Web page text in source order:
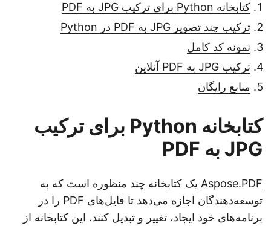
کتابخانه Python برای ترکیب JPG به PDF
ترکیب چند تصویر JPG به PDF در Python
نمونه کد کامل
ترکیب JPG به PDF آنلاین
منابع رایگان
کتابخانه Python برای ترکیب
JPG به PDF
Aspose.PDFیک کتابخانه چند منظوره است که به
توسعه‌دهندگان اجازه می‌دهد تا فایل‌های PDF را در
برنامه‌های خود ایجاد، تغییر و تبدیل کنند. این کتابخانه از